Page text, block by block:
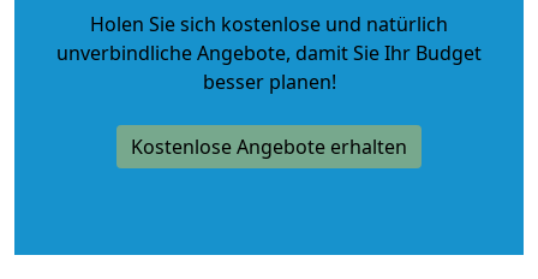
Holen Sie sich kostenlose und natürlich
unverbindliche Angebote, damit Sie Ihr Budget
besser planen!
Kostenlose Angebote erhalten